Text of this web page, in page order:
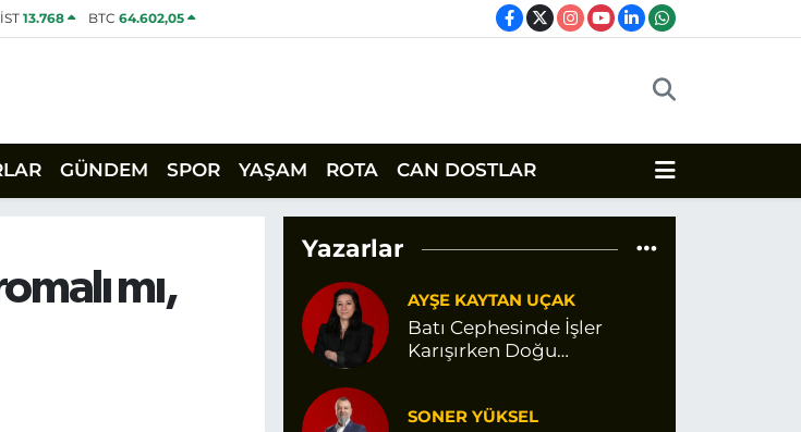
13.768 BTC 64.602,05
GÜNDEM SPOR YAŞAM ROTA CAN DOSTLAR
mı,
Yazarlar
AYŞE KAYTAN UÇAK
Batı Cephesinde İşler
Karışırken Doğu
SONER YÜKSEL